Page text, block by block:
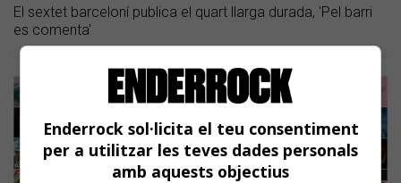
El sextet barceloní publica el quart llarga durada, 'Pel barri
es comenta'
Enderrock sol·licita el teu consentiment
per a utilitzar les teves dades personals
amb aquests objectius